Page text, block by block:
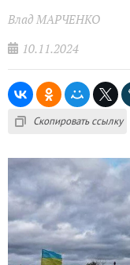
Влад МАРЧЕНКО
10.11.2024
Скопировать ссылку